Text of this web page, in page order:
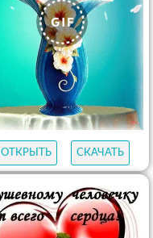
ОТКРЫТЬ СКАЧАТЬ